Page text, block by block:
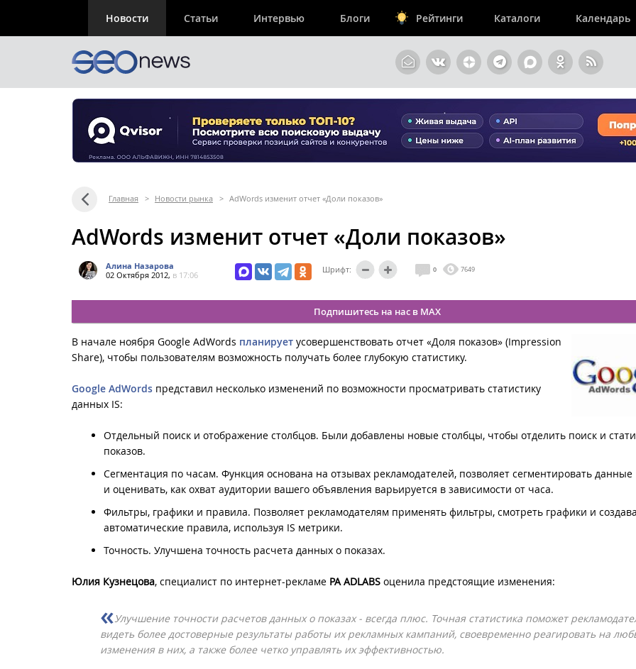
Новости Статьи Интервью Блоги Рейтинги Каталоги Календарь
Главная > Новости рынка > AdWords изменит отчет «Доли показов»
AdWords изменит отчет «Доли показов»
Алина Назарова
02 Октября 2012, в 17:06
Шрифт: 0 7649
Подпишитесь на нас в MAX
В начале ноября Google AdWords планирует усовершенствовать отчет «Доля показов» (Impression
Share), чтобы пользователям возможность получать более глубокую статистику.
Google AdWords представил несколько изменений по возможности просматривать статистику
данных IS:
Отдельный поиск и отображение столбцов. Были добавлены новые столбцы, чтобы отделить поиск и
показов.
Сегментация по часам. Функция основана на отзывах рекламодателей, позволяет сегментировать данные
и оценивать, как охват аудитории вашего объявления варьируется в зависимости от часа.
Фильтры, графики и правила. Позволяет рекламодателям применять фильтры, смотреть графики и
автоматические правила, используя IS метрики.
Точность. Улучшена точность расчета данных о показах.
Юлия Кузнецова, специалист по интернет-рекламе РА ADLABS оценила предстоящие изменения:
Улучшение точности расчетов данных о показах - всегда плюс. Точная статистика поможет
видеть более достоверные результаты работы их рекламных кампаний, своевременно реагировать на
изменения в них, а также более четко управлять их эффективностью.